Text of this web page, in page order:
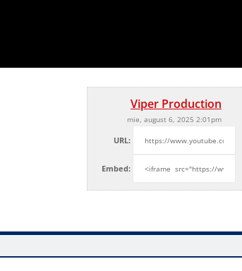
Viper Production
mie, august 6, 2025 2:01pm
URL:
Embed: